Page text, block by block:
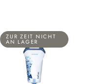
ZUR ZEIT NICHT
AN LAGER